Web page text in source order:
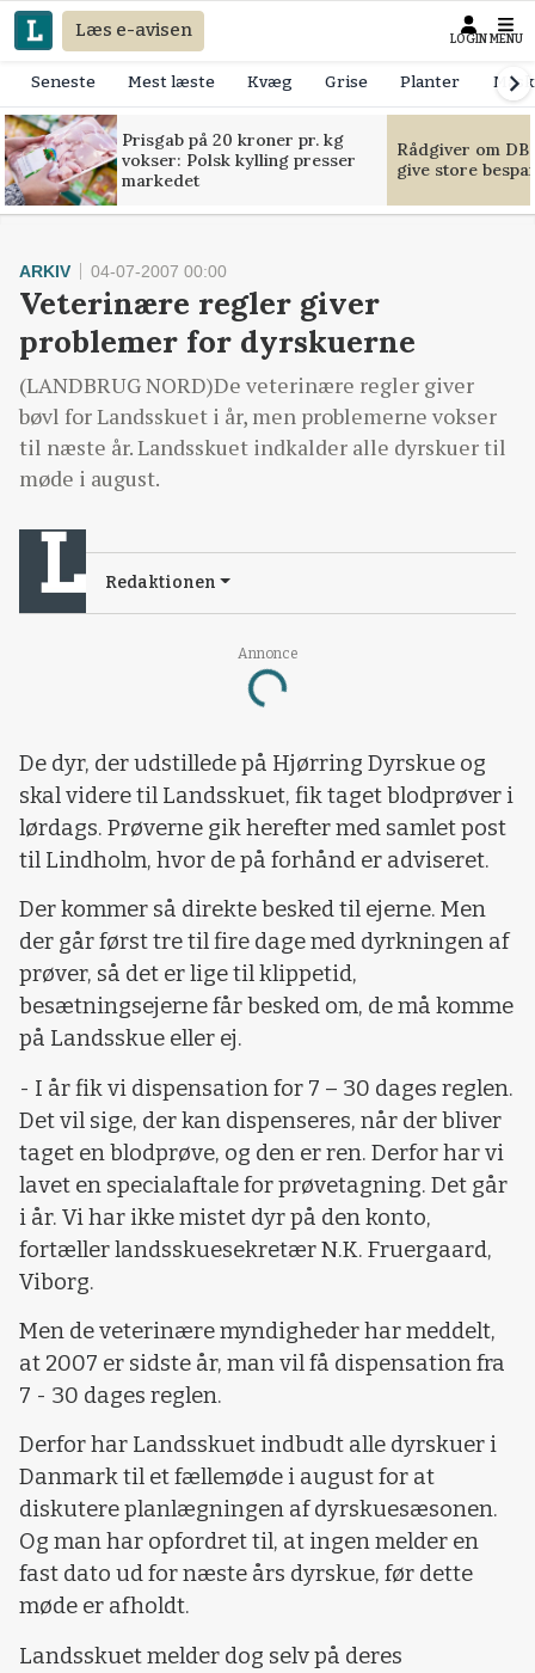
Læs e-avisen LOGIN MENU
Seneste Mest læste Kvæg Grise Planter
Prisgab på 20 kroner pr. kg
vokser: Polsk kylling presser
markedet
Rådgiver om
give store
Annonce
Loading...
ARKIV 04-07-2007 00:00
Veterinære regler giver
problemer for dyrskuerne
(LANDBRUG NORD)De veterinære regler giver
bøvl for Landsskuet i år, men problemerne vokser
til næste år. Landsskuet indkalder alle dyrskuer til
møde i august.
Redaktionen
De dyr, der udstillede på Hjørring Dyrskue og
skal videre til Landsskuet, fik taget blodprøver i
lørdags. Prøverne gik herefter med samlet post
til Lindholm, hvor de på forhånd er adviseret.
Der kommer så direkte besked til ejerne. Men
der går først tre til fire dage med dyrkningen af
prøver, så det er lige til klippetid,
besætningsejerne får besked om, de må komme
på Landsskue eller ej.
- I år fik vi dispensation for 7 – 30 dages reglen.
Det vil sige, der kan dispenseres, når der bliver
taget en blodprøve, og den er ren. Derfor har vi
lavet en specialaftale for prøvetagning. Det går
i år. Vi har ikke mistet dyr på den konto,
fortæller landsskuesekretær N.K. Fruergaard,
Viborg.
Men de veterinære myndigheder har meddelt,
at 2007 er sidste år, man vil få dispensation fra
7 - 30 dages reglen.
Derfor har Landsskuet indbudt alle dyrskuer i
Danmark til et fællemøde i august for at
diskutere planlægningen af dyrskuesæsonen.
Og man har opfordret til, at ingen melder en
fast dato ud for næste års dyrskue, før dette
møde er afholdt.
Landsskuet melder dog selv på deres